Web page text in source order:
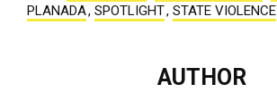
PLANADA, SPOTLIGHT, STATE VIOLENCE
AUTHOR